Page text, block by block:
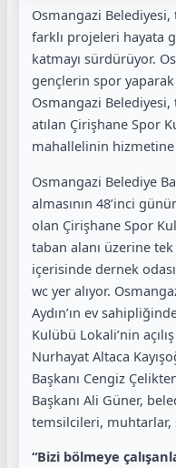
Osmangazi
farklı projeleri hayata
katmayı sürdürüyor.
gençlerin spor
Osmangazi Belediyesi,
atılan Çirişhane Spor
mahallelinin
Osmangazi Belediye
almasının 48’inci
olan Çirişhane Spor
taban alanı üzerine
içerisinde dernek
wc yer alıyor.
Aydın’ın ev
Kulübü Lokali’nin
Nurhayat Altaca
Başkanı Cengiz
Başkanı Ali Güner,
temsilcileri, muhtarlar,
“Bizi bölmeye